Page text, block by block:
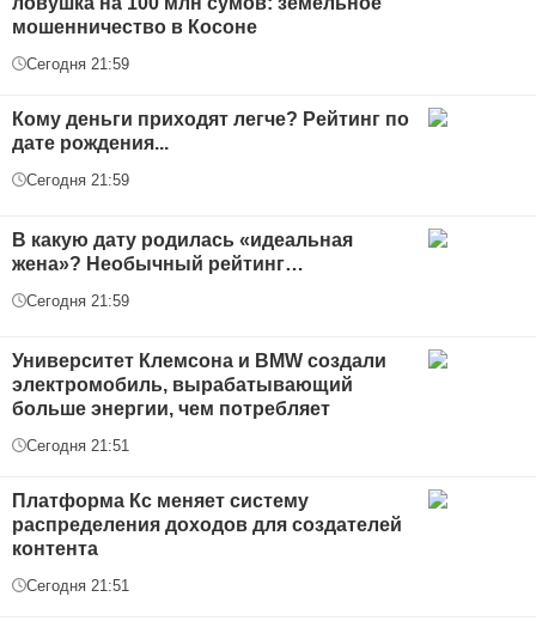
мошенничество в Косоне
Сегодня 21:59
Кому деньги приходят легче? Рейтинг по
дате рождения...
Сегодня 21:59
В какую дату родилась «идеальная
жена»? Необычный рейтинг…
Сегодня 21:59
Университет Клемсона и BMW создали
электромобиль, вырабатывающий
больше энергии, чем потребляет
Сегодня 21:51
Платформа Кс меняет систему
распределения доходов для создателей
контента
Сегодня 21:51